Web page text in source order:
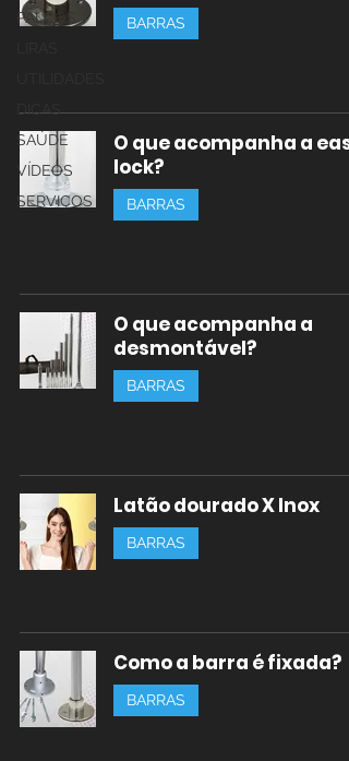
PALCOS
DICAS
SAÚDE
VÍDEOS
SERVIÇOS
BARRAS
O que acompanha a
lock?
BARRAS
O que acompanha a
desmontável?
BARRAS
Latão dourado X Inox
BARRAS
Como a barra é fixada?
BARRAS